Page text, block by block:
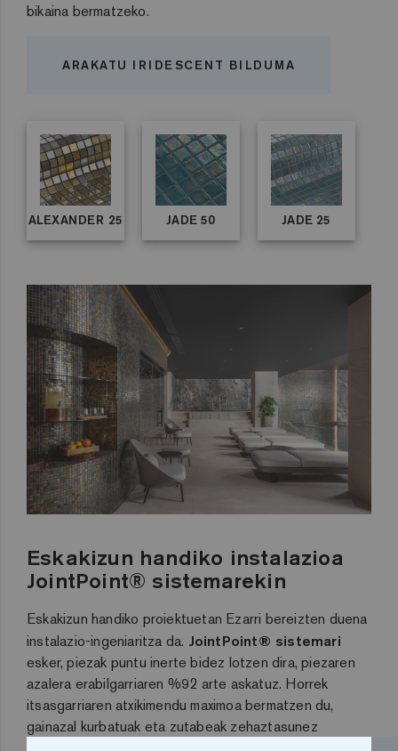
bikaina bermatzeko.
ARAKATU IRIDESCENT BILDUMA
ALEXANDER 25 JADE 50 JADE 25
Eskakizun handiko instalazioa
JointPoint® sistemarekin
Eskakizun handiko proiektuetan Ezarri bereizten duena
instalazio-ingeniaritza da. JointPoint® sistemari
esker, piezak puntu inerte bidez lotzen dira, piezaren
azalera erabilgarriaren %92 arte askatuz. Horrek
itsasgarriaren atxikimendu maximoa bermatzen du,
gainazal kurbatuak eta zutabeak zehaztasunez